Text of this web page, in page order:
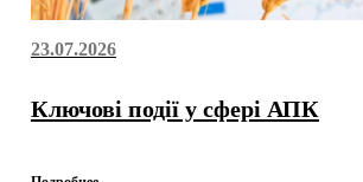
23.07.2026
Ключові події у сфері АПК